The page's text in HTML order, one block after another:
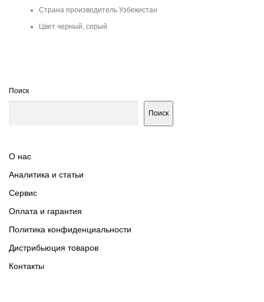
Страна производитель Узбекистан
Цвет черный, серый
Поиск
Поиск
О нас
Аналитика и статьи
Сервис
Оплата и гарантия
Политика конфиденциальности
Дистрибьюция товаров
Контакты